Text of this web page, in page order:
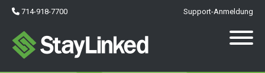
714-918-7700 Support-Anmeldung